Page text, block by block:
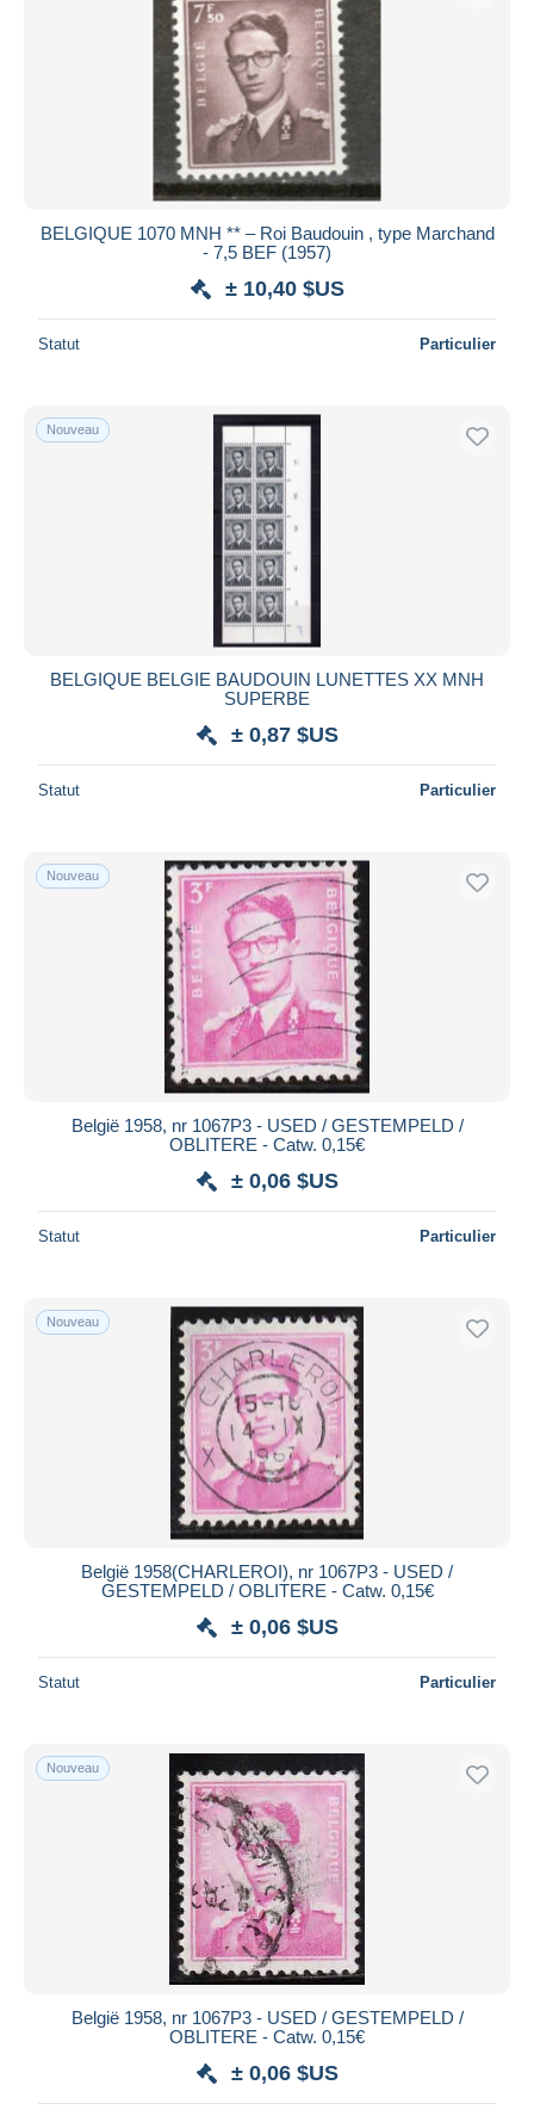
BELGIQUE 1070 MNH ** – Roi Baudouin , type Marchand
- 7,5 BEF (1957)
± 10,40 $US
Statut Particulier
Nouveau
BELGIQUE BELGIE BAUDOUIN LUNETTES XX MNH
SUPERBE
± 0,87 $US
Statut Particulier
Nouveau
België 1958, nr 1067P3 - USED / GESTEMPELD /
OBLITERE - Catw. 0,15€
± 0,06 $US
Statut Particulier
Nouveau
België 1958(CHARLEROI), nr 1067P3 - USED /
GESTEMPELD / OBLITERE - Catw. 0,15€
± 0,06 $US
Statut Particulier
Nouveau
België 1958, nr 1067P3 - USED / GESTEMPELD /
OBLITERE - Catw. 0,15€
± 0,06 $US